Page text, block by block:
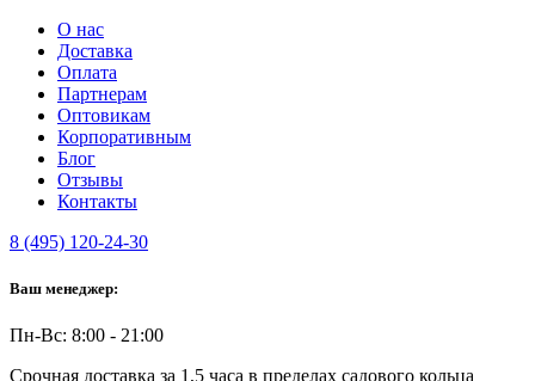
О нас
Доставка
Оплата
Партнерам
Оптовикам
Корпоративным
Блог
Отзывы
Контакты
8 (495) 120-24-30
Ваш менеджер:
Пн-Вс: 8:00 - 21:00
Срочная доставка за 1,5 часа в пределах садового кольца